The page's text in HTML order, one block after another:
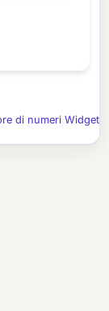
di numeri Widget